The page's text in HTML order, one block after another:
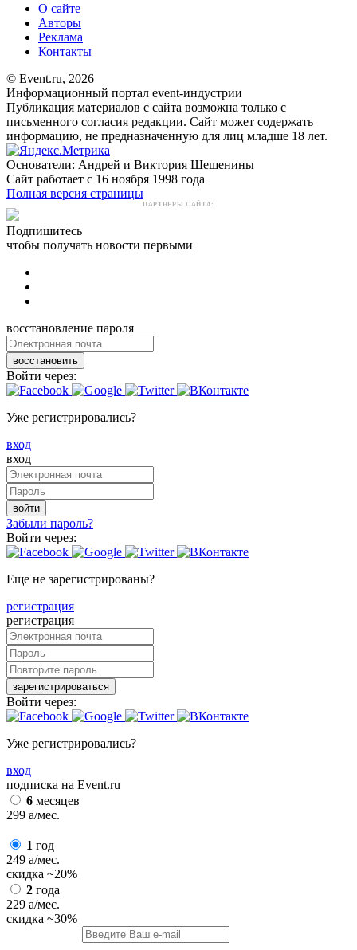
О сайте
Авторы
Реклама
Контакты
© Event.ru, 2026
Информационный портал event-индустрии
Публикация материалов с сайта возможна только с
письменного согласия редакции. Сайт может содержать
информацию, не предназначенную для лиц младше 18 лет.
Основатели: Андрей и Виктория Шешенины
Сайт работает с 16 ноября 1998 года
Полная версия страницы
ПАРТНЕРЫ САЙТА:
Подпишитесь
чтобы получать новости первыми
восстановление пароля
восстановить
Войти через:
Уже регистрировались?
вход
вход
войти
Забыли пароль?
Войти через:
Еще не зарегистрированы?
регистрация
регистрация
зарегистрироваться
Войти через:
Уже регистрировались?
вход
подписка на Event.ru
6 месяцев
299 a/мес.
1 год
249 a/мес.
скидка ~20%
2 года
229 a/мес.
скидка ~30%